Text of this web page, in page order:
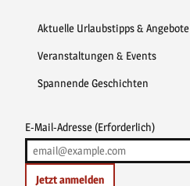
Aktuelle Urlaubstipps & Angebote
Veranstaltungen & Events
Spannende Geschichten
E-Mail-Adresse (Erforderlich)
Jetzt anmelden